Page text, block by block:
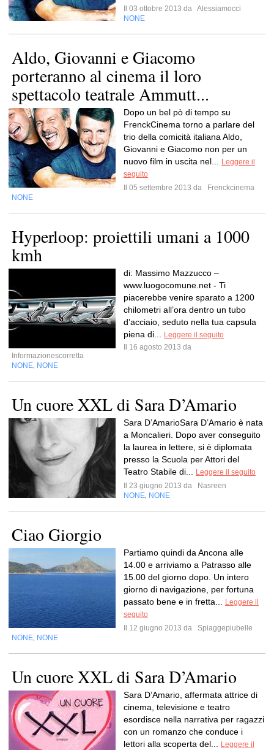
Il 03 ottobre 2013 da Alessiamocci
NONE
Aldo, Giovanni e Giacomo
porteranno al cinema il loro
spettacolo teatrale Ammutt...
Dopo un bel pò di tempo su
FrenckCinema torno a parlare del
trio della comicità italiana Aldo,
Giovanni e Giacomo non per un
nuovo film in uscita nel...
Leggere il
seguito
Il 05 settembre 2013 da
Frenckcinema
NONE
Hyperloop: proiettili umani a 1000
kmh
di: Massimo Mazzucco –
www.luogocomune.net - Ti
piacerebbe venire sparato a 1200
chilometri all’ora dentro un tubo
d’acciaio, seduto nella tua capsula
piena di...
Leggere il seguito
Il 16 agosto 2013 da
Informazionescorretta
NONE NONE
Un cuore XXL di Sara D’Amario
Sara D’AmarioSara D’Amario è nata
a Moncalieri. Dopo aver conseguito
la laurea in lettere, si è diplomata
presso la Scuola per Attori del
Teatro Stabile di...
Leggere il seguito
Il 23 giugno 2013 da
Nasreen
NONE NONE
Ciao Giorgio
Partiamo quindi da Ancona alle
14.00 e arriviamo a Patrasso alle
15.00 del giorno dopo. Un intero
giorno di navigazione, per fortuna
passato bene e in fretta...
Leggere il
seguito
Il 12 giugno 2013 da
Spiaggepiubelle
NONE NONE
Un cuore XXL di Sara D’Amario
Sara D’Amario, affermata attrice di
cinema, televisione e teatro
esordisce nella narrativa per ragazzi
con un romanzo che conduce i
lettori alla scoperta del...
Leggere il